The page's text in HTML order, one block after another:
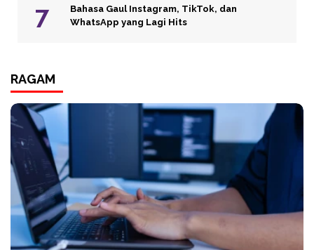
Bahasa Gaul Instagram, TikTok, dan
WhatsApp yang Lagi Hits
RAGAM